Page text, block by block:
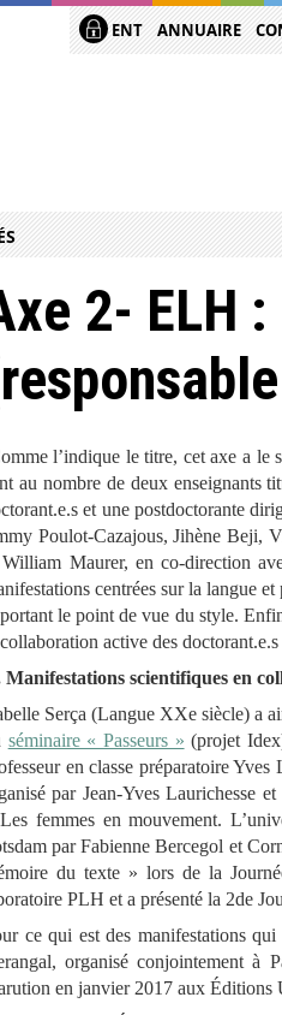
ENT ANNUAIRE
2- ELH
l’indique le titre, cet axe a
au nombre de deux enseignants
et une postdoctorante
Poulot-Cazajous, Jihène Beji,
Maurer, en co-direction
centrées sur la langue
le point de vue du style.
active des
Manifestations scientifiques en
Serça (Langue XXe siècle) a
séminaire « Passeurs » (projet
en classe préparatoire
par Jean-Yves Laurichesse
femmes en mouvement.
par Fabienne Bercegol et
du texte » lors de la
PLH et a présenté la 2de
ce qui est des manifestations
organisé conjointement à
en janvier 2017 aux Éditions